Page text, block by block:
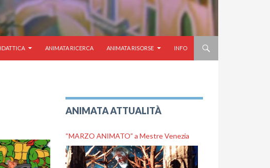
ANIMATA RICERCA ANIMATA RISORSE INFO
ANIMATA ATTUALITÀ
“MARZO ANIMATO” a Mestre Venezia